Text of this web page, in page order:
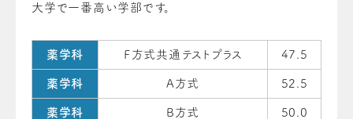
大学で一番高い学部です。
薬学科 Ｆ方式共通テストプラス 47.5
薬学科 A方式 52.5
薬学科 B方式 50.0